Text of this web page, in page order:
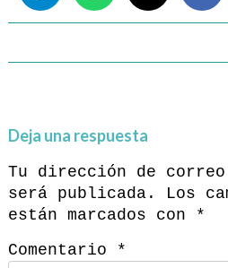
Deja una respuesta
Tu dirección de
será publicada.
Los
están marcados con
*
Comentario
*